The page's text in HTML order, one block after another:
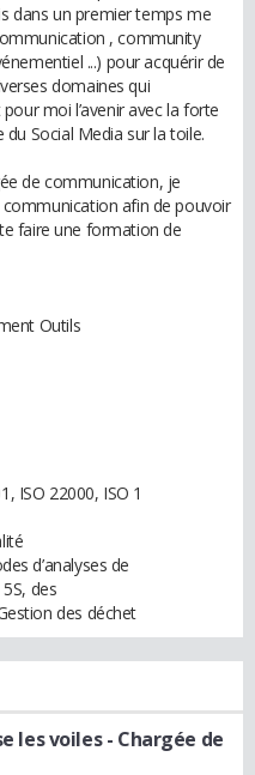
dans un premier temps me
, community
...) pour acquérir de
domaines qui
moi l’avenir avec la forte
Social Media sur la toile.
de communication, je
afin de pouvoir
faire une formation de
Outils
ISO 22000, ISO 1
d’analyses de
des
des déchet
les voiles- Chargée de